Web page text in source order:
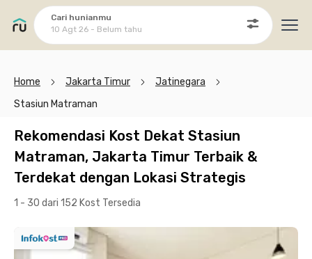
Cari hunianmu
10 Agt 26 - Belum tahu
Home Jakarta Timur
Jatinegara
Stasiun Matraman
Rekomendasi Kost Dekat Stasiun
Matraman, Jakarta Timur Terbaik &
Terdekat dengan Lokasi Strategis
1 - 30 dari 152 Kost Tersedia